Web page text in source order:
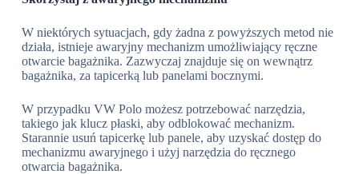
W niektórych sytuacjach, gdy żadna z powyższych metod nie
działa, istnieje awaryjny mechanizm umożliwiający ręczne
otwarcie bagażnika. Zazwyczaj znajduje się on wewnątrz
bagażnika, za tapicerką lub panelami bocznymi.
W przypadku VW Polo możesz potrzebować narzędzia,
takiego jak klucz płaski, aby odblokować mechanizm.
Starannie usuń tapicerkę lub panele, aby uzyskać dostęp do
mechanizmu awaryjnego i użyj narzędzia do ręcznego
otwarcia bagażnika.